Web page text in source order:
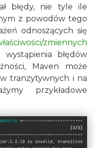
błędy, nie tyle ile
z powodów tego
odnoszących się
zmiennych
błędów
Maven może
tranzytywnych i na
przykładowe